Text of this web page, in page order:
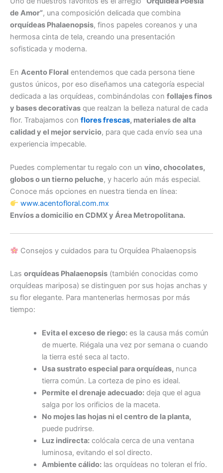
de Amor”, una composición delicada que combina
orquídeas Phalaenopsis, finos papeles coreanos y una
hermosa cinta de tela, creando una presentación
sofisticada y moderna.
En Acento Floral entendemos que cada persona tiene
gustos únicos, por eso diseñamos una categoría especial
dedicada a las orquídeas, combinándolas con follajes finos
y bases decorativas que realzan la belleza natural de cada
flor. Trabajamos con flores frescas, materiales de alta
calidad y el mejor servicio, para que cada envío sea una
experiencia impecable.
Puedes complementar tu regalo con un vino, chocolates,
globos o un tierno peluche, y hacerlo aún más especial.
Conoce más opciones en nuestra tienda en línea:
www.acentofloral.com.mx
Envíos a domicilio en CDMX y Área Metropolitana.
Consejos y cuidados para tu Orquídea Phalaenopsis
Las orquídeas Phalaenopsis (también conocidas como
orquídeas mariposa) se distinguen por sus hojas anchas y
su flor elegante. Para mantenerlas hermosas por más
tiempo:
Evita el exceso de riego:es la causa más común
de muerte. Riégala una vez por semana o cuando
la tierra esté seca al tacto.
Usa sustrato especial para orquídeas, nunca
tierra común. La corteza de pino es ideal.
Permite el drenaje adecuado:deja que el agua
salga por los orificios de la maceta.
No mojes las hojas ni el centro de la planta,
puede pudrirse.
Luz indirecta:colócala cerca de una ventana
luminosa, evitando el sol directo.
Ambiente cálido:las orquídeas no toleran el frío.